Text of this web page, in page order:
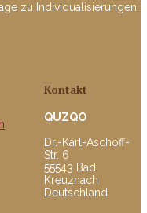
zu Individualisierungen.
Kontakt
QUZQO
Dr.-Karl-Aschoff-
Str. 6
55543 Bad
Kreuznach
Deutschland